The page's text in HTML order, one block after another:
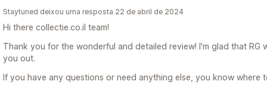
Staytuned deixou uma resposta 22 de abril de 2024
Hi there collectie.co.il team!
Thank you for the wonderful and detailed review! I'm glad that RG
you out.
If you have any questions or need anything else, you know where